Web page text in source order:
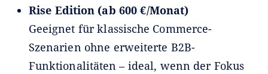
Rise Edition (ab 600 €/Monat)
Geeignet für klassische Commerce-
Szenarien ohne erweiterte B2B-
Funktionalitäten – ideal, wenn der Fokus